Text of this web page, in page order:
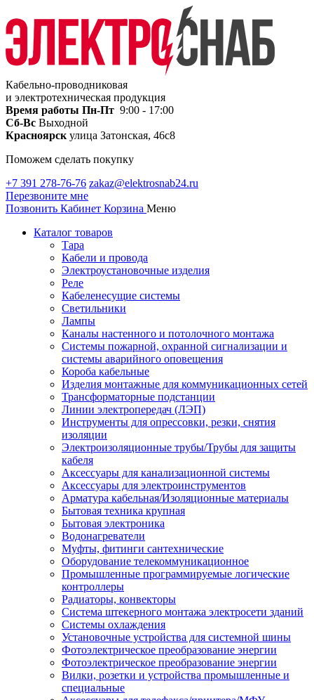
Кабельно-проводниковая
и электротехническая продукция
Время работы Пн-Пт 9:00 - 17:00
Сб-Вс Выходной
Красноярск улица Затонская, 46с8
Поможем сделать покупку
+7 391 278-76-76 zakaz@elektrosnab24.ru
Перезвоните мне
Позвонить Кабинет Корзина Меню
Каталог товаров
Тара
Кабели и провода
Электроустановочные изделия
Реле
Кабеленесущие системы
Светильники
Лампы
Каналы настенного и потолочного монтажа
Системы пожарной, охранной сигнализации и
системы аварийного оповещения
Короба кабельные
Изделия монтажные для коммуникационных сетей
Трансформаторные подстанции
Линии электропередач (ЛЭП)
Инструменты для опрессовки, резки, снятия
изоляции
Электроизоляционные трубы/Трубы для защиты
кабеля
Аксессуары для канализационной системы
Аксессуары для электроинструментов
Арматура кабельная/Изоляционные материалы
Бытовая техника крупная
Бытовая электроника
Водонагреватели
Муфты, фитинги сантехнические
Оборудование телекоммуникационное
Промышленные программируемые логические
контроллеры
Радиаторы, конвекторы
Система штекерного монтажа электросети зданий
Системы охлаждения
Установочные устройства для системной шины
Фотоэлектрическое преобразование энергии
Фотоэлектрическое преобразование энергии
Вилки, розетки и устройства промышленные и
специальные